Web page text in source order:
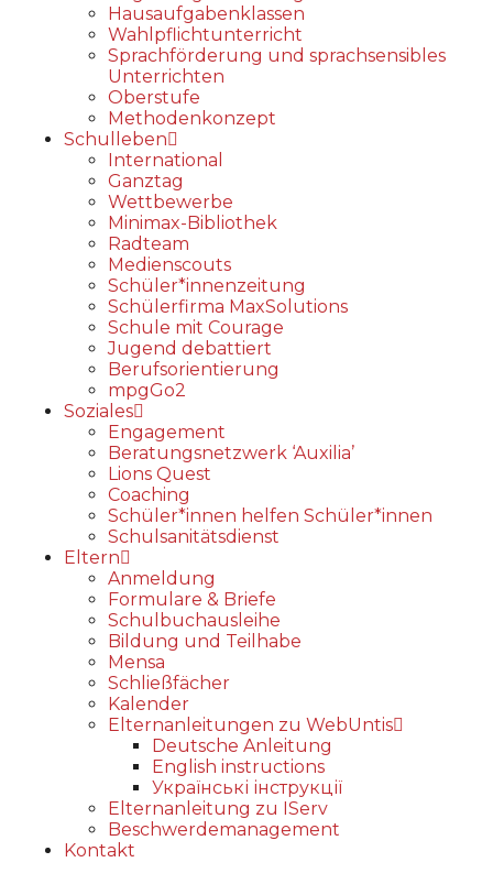
Hausaufgabenklassen
Wahlpflichtunterricht
Sprachförderung und sprachsensibles
Unterrichten
Oberstufe
Methodenkonzept
Schulleben
International
Ganztag
Wettbewerbe
Minimax-Bibliothek​
Radteam
Medienscouts
Schüler*innenzeitung
Schülerfirma MaxSolutions
Schule mit Courage
Jugend debattiert
Berufsorientierung
mpgGo2
Soziales
Engagement
Beratungsnetzwerk ‘Auxilia’
Lions Quest
Coaching
Schüler*innen helfen Schüler*innen
Schulsanitätsdienst
Eltern
Anmeldung
Formulare & Briefe
Schulbuchausleihe
Bildung und Teilhabe
Mensa
Schließfächer
Kalender
Elternanleitungen zu WebUntis
Deutsche Anleitung
English instructions
Українські інструкції
Elternanleitung zu IServ
Beschwerdemanagement
Kontakt